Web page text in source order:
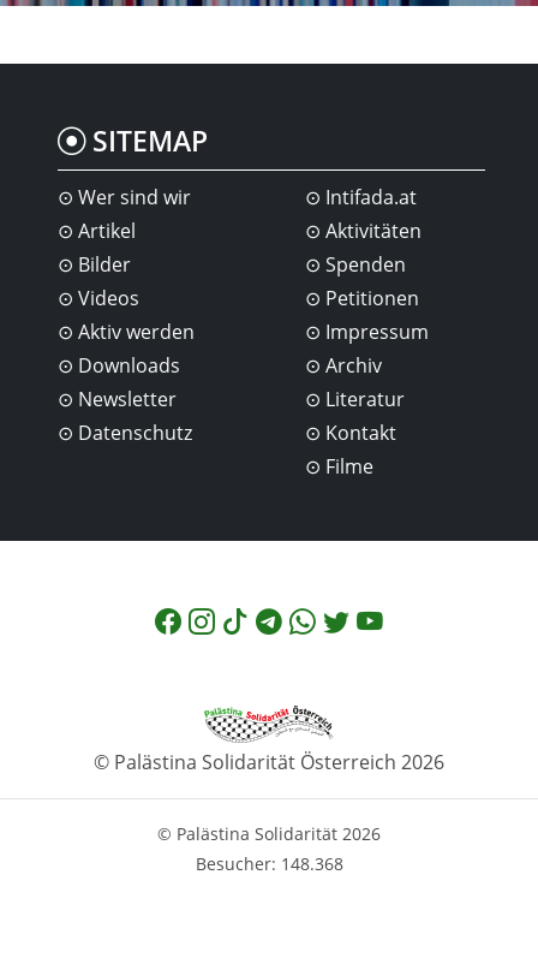
SITEMAP
Wer sind wir
Artikel
Bilder
Videos
Intifada.at
Aktivitäten
Spenden
Petitionen
Aktiv werden
Downloads
Newsletter
Datenschutz
Impressum
Archiv
Literatur
Kontakt
Filme
© Palästina Solidarität Österreich 2026
© Palästina Solidarität 2026
Besucher: 148.368